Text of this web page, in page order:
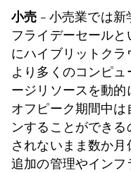
小売 – 小売業では
フライデーセール
にハイブリットク
より多くのコンピ
ージリソースを動的
オフピーク期間中
ンすることができ
されないまま数か
追加の管理やインフ